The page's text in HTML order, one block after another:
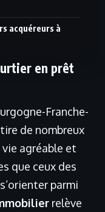
acquéreurs à
en prêt
Franche-
de nombreux
agréable et
que ceux des
parmi
relève